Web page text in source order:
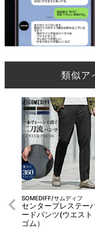
類似ア
SOMEDIFF/サムディフ
センタープレステー
ードパンツ(ウエスト
ゴム）